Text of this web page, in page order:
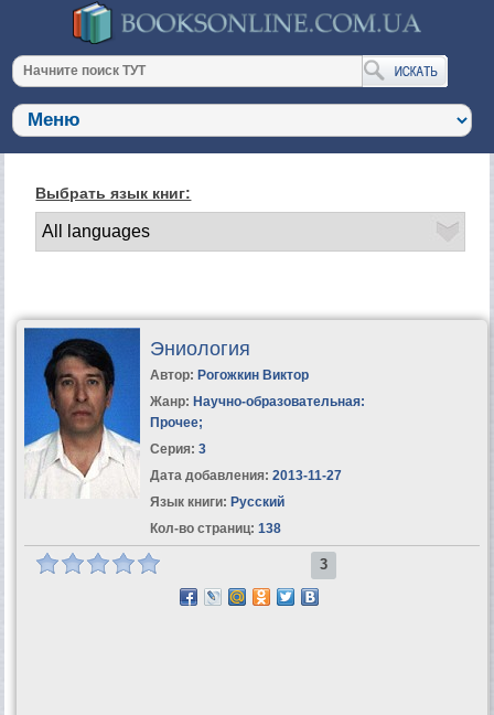
Выбрать язык книг:
Эниология
Автор: Рогожкин Виктор
Жанр: Научно-образовательная:
Прочее;
Серия: 3
Дата добавления: 2013-11-27
Язык книги: Русский
Кол-во страниц: 138
3